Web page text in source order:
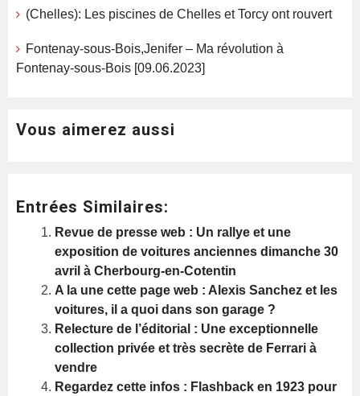
(Chelles): Les piscines de Chelles et Torcy ont rouvert
Fontenay-sous-Bois,Jenifer – Ma révolution à
Fontenay-sous-Bois [09.06.2023]
Vous aimerez aussi
Entrées Similaires:
Revue de presse web : Un rallye et une
exposition de voitures anciennes dimanche 30
avril à Cherbourg-en-Cotentin
A la une cette page web : Alexis Sanchez et les
voitures, il a quoi dans son garage ?
Relecture de l’éditorial : Une exceptionnelle
collection privée et très secrète de Ferrari à
vendre
Regardez cette infos : Flashback en 1923 pour